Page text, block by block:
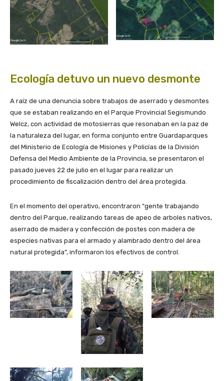
Ecología detuvo un nuevo desmonte
A raíz de una denuncia sobre trabajos de aserrado y desmontes
que se estaban realizando en el Parque Provincial Segismundo
Welcz, con actividad de motosierras que resonaban en la paz de
la naturaleza del lugar, en forma conjunto entre Guardaparques
del Ministerio de Ecología de Misiones y Policías de la División
Defensa del Medio Ambiente de la Provincia, se presentaron el
pasado jueves 22 de julio en el lugar para realizar un
procedimiento de fiscalización dentro del área protegida.
En el momento del operativo, encontraron “gente trabajando
dentro del Parque, realizando tareas de apeo de arboles nativos,
aserrado de madera y confección de postes con madera de
especies nativas para el armado y alambrado dentro del área
natural protegida”, informaron los efectivos de control.